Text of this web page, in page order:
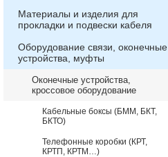
Материалы и изделия для
прокладки и подвески кабеля
Оборудование связи, оконечные
устройства, муфты
Оконечные устройства,
кроссовое оборудование
Кабельные боксы (БММ, БКТ,
БКТО)
Телефонные коробки (КРТ,
КРТП, КРТМ…)